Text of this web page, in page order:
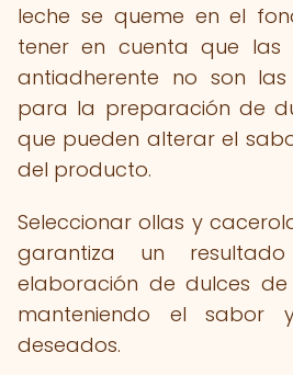
leche se queme en el
tener en cuenta que las
antiadherente no son
para la preparación de
que pueden alterar el
del producto.
Seleccionar ollas y
garantiza un
elaboración de dulces de
manteniendo el sabor
deseados.